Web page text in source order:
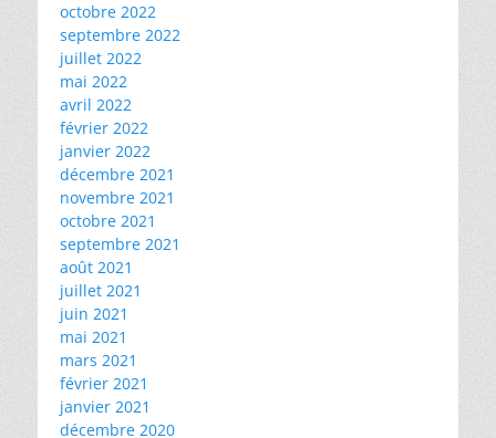
octobre 2022
septembre 2022
juillet 2022
mai 2022
avril 2022
février 2022
janvier 2022
décembre 2021
novembre 2021
octobre 2021
septembre 2021
août 2021
juillet 2021
juin 2021
mai 2021
mars 2021
février 2021
janvier 2021
décembre 2020